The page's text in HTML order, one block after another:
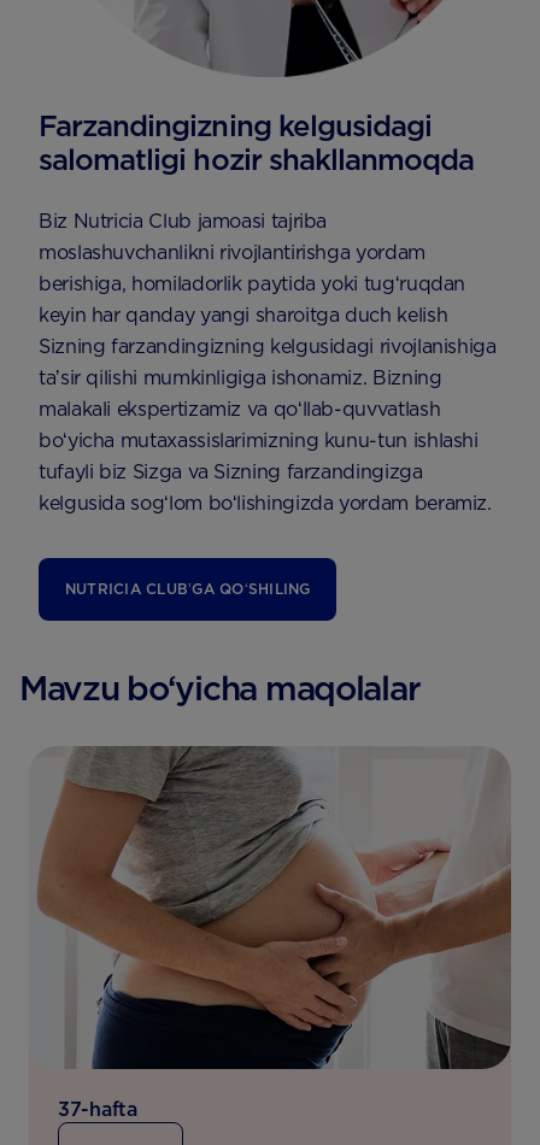
Farzandingizning kelgusidagi
salomatligi hozir shakllanmoqda
Biz Nutricia Club jamoasi tajriba
moslashuvchanlikni rivojlantirishga yordam
berishiga, homiladorlik paytida yoki tugʻruqdan
keyin har qanday yangi sharoitga duch kelish
Sizning farzandingizning kelgusidagi rivojlanishiga
taʼsir qilishi mumkinligiga ishonamiz. Bizning
malakali ekspertizamiz va qoʻllab-quvvatlash
boʻyicha mutaxassislarimizning kunu-tun ishlashi
tufayli biz Sizga va Sizning farzandingizga
kelgusida sogʻlom boʻlishingizda yordam beramiz.
NUTRICIA CLUBʼGA QOʻSHILING
Mavzu bo‘yicha maqolalar
37-hafta